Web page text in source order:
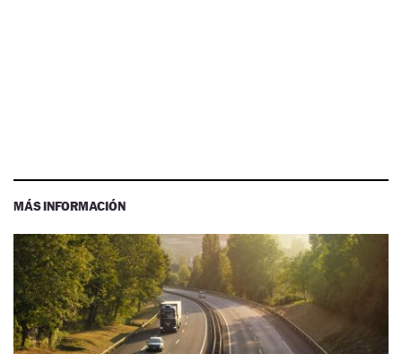
MÁS INFORMACIÓN